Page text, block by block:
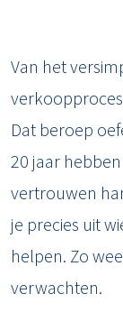
Van het
Dat beroep
20 jaar
vertrouwen
je precies uit
helpen. Zo
verwachten.